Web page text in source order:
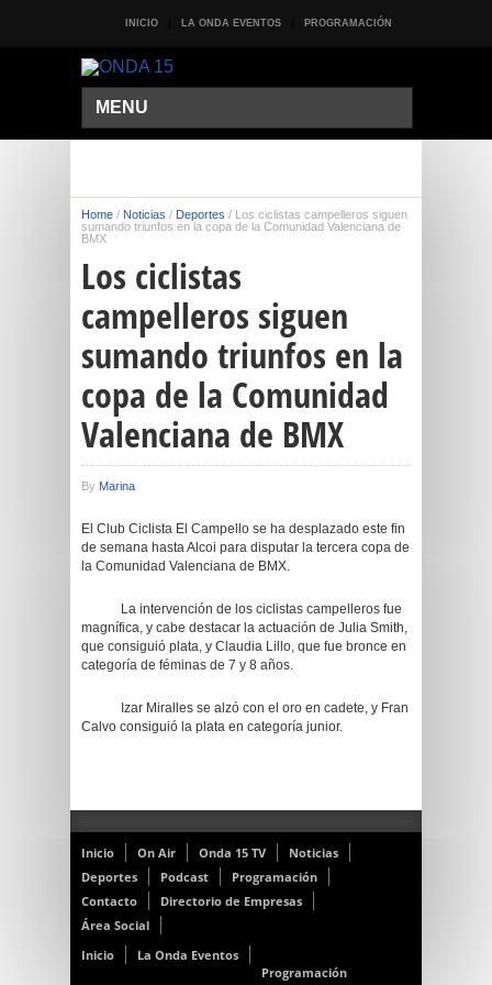
INICIO LA ONDA EVENTOS PROGRAMACIÓN
MENU
Home / Noticias / Deportes / Los ciclistas campelleros siguen
sumando triunfos en la copa de la Comunidad Valenciana de
BMX
Los ciclistas
campelleros siguen
sumando triunfos en la
copa de la Comunidad
Valenciana de BMX
By Marina
El Club Ciclista El Campello se ha desplazado este fin
de semana hasta Alcoi para disputar la tercera copa de
la Comunidad Valenciana de BMX.
La intervención de los ciclistas campelleros fue
magnífica, y cabe destacar la actuación de Julia Smith,
que consiguió plata, y Claudia Lillo, que fue bronce en
categoría de féminas de 7 y 8 años.
Izar Miralles se alzó con el oro en cadete, y Fran
Calvo consiguió la plata en categoría junior.
Inicio On Air Onda 15 TV
Noticias
Deportes
Podcast
Programación
Contacto
Directorio de Empresas
Área Social
Inicio
La Onda Eventos
Programación